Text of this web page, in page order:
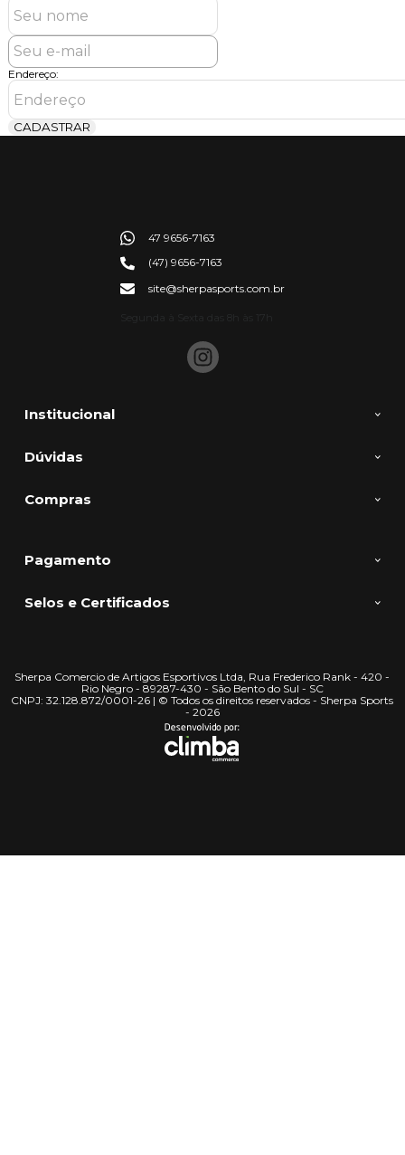
Endereço:
CADASTRAR
Institucional
Dúvidas
Compras
47 9656-7163
(47) 9656-7163
site@sherpasports.com.br
Pagamento
Selos e Certificados
Sherpa Comercio de Artigos Esportivos Ltda, Rua Frederico Rank - 420 -
Rio Negro - 89287-430 - São Bento do Sul - SC
CNPJ: 32.128.872/0001-26 | © Todos os direitos reservados - Sherpa Sports
- 2026